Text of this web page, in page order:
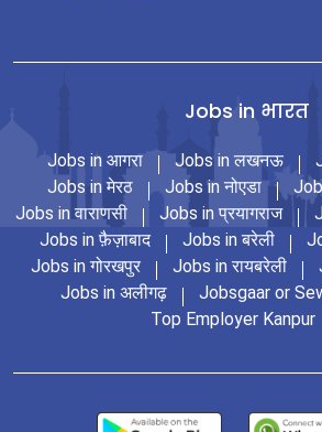
Jobs in भारत
Jobs in आगरा Jobs in लखनऊ
Jobs in मेरठ
Jobs in नोएडा
Jobs in वाराणसी
Jobs in प्रयागराज
Jobs in फ़ैज़ाबाद
Jobs in बरेली
Jobs in गोरखपुर
Jobs in रायबरेली
Jobs in अलीगढ़
Jobsgaar or
Top Employer Kanpur